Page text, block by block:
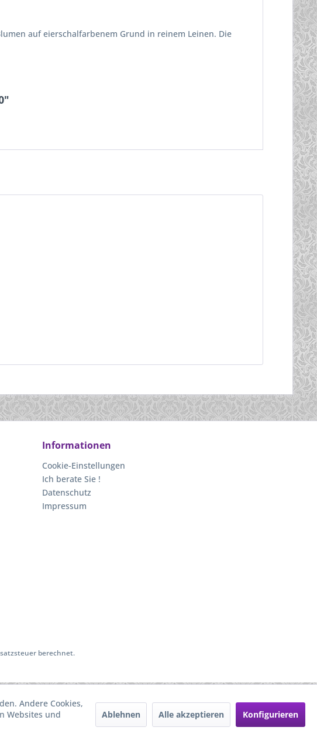
auf eierschalfarbenem Grund in reinem Leinen. Die
Informationen
Cookie-Einstellungen
Ich berate Sie !
Datenschutz
Impressum
berechnet.
Andere Cookies,
Websites und
Ablehnen Alle akzeptieren Konfigurieren